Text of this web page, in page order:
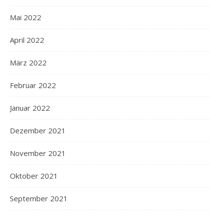
Mai 2022
April 2022
März 2022
Februar 2022
Januar 2022
Dezember 2021
November 2021
Oktober 2021
September 2021